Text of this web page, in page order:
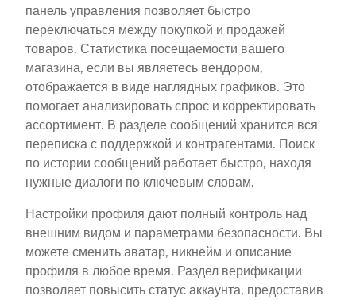
панель управления позволяет быстро
переключаться между покупкой и продажей
товаров. Статистика посещаемости вашего
магазина, если вы являетесь вендором,
отображается в виде наглядных графиков. Это
помогает анализировать спрос и корректировать
ассортимент. В разделе сообщений хранится вся
переписка с поддержкой и контрагентами. Поиск
по истории сообщений работает быстро, находя
нужные диалоги по ключевым словам.
Настройки профиля дают полный контроль над
внешним видом и параметрами безопасности. Вы
можете сменить аватар, никнейм и описание
профиля в любое время. Раздел верификации
позволяет повысить статус аккаунта, предоставив